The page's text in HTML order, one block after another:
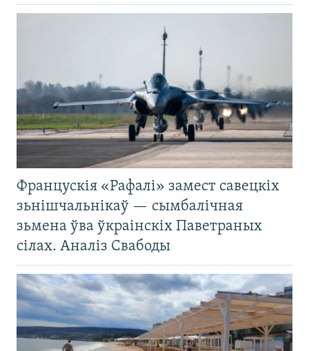
Францускія «Рафалі» замест савецкіх
зьнішчальнікаў — сымбалічная
зьмена ўва ўкраінскіх Паветраных
сілах. Аналіз Свабоды